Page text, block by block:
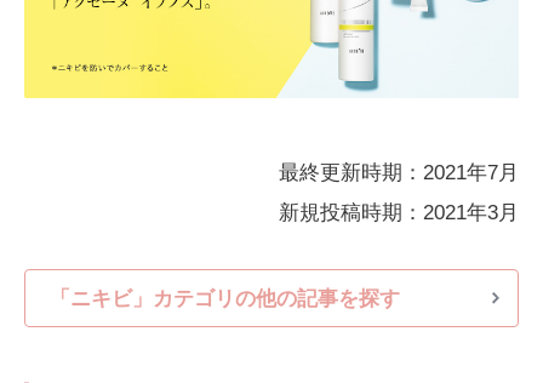
最終更新時期：2021年7月
新規投稿時期：2021年3月
「ニキビ」カテゴリの他の記事を探す